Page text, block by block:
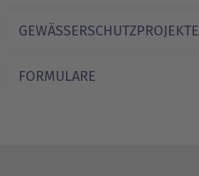
GEWÄSSERSCHUTZ­PROJEKTE
FORMULARE